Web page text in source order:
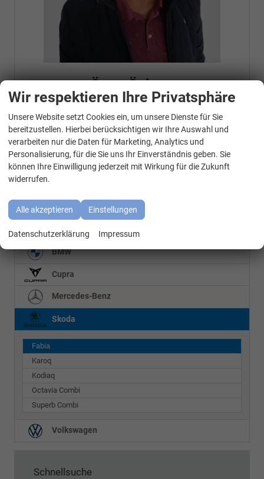
Özen Özkara
Senior Chef
Telefonnummer: 07181 - 47695 15
E-Mailadresse:info@autohausrems.de
Fahrzeugnr.
Geparkte Fahrzeuge (
Audi
BMW
Cupra
Mercedes-Benz
Skoda
Fabia
Karoq
Kodiaq
Octavia Combi
Superb Combi
Volkswagen
Schnellsuche
Wir respektieren Ihre Privatsphäre
Unsere Website setzt Cookies ein, um unsere Dienste für Sie
bereitzustellen. Hierbei berücksichtigen wir Ihre Auswahl und
verarbeiten nur die Daten für Marketing, Analytics und
Personalisierung, für die Sie uns Ihr Einverständnis geben. Sie
können Ihre Einwilligung jederzeit mit Wirkung für die Zukunft
widerrufen.
Alle akzeptieren Einstellungen
Datenschutzerklärung Impressum